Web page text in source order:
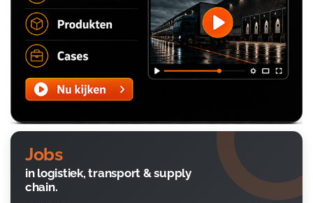
Jobs
in logistiek, transport & supply
chain.